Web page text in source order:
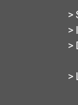
>
>
>
>